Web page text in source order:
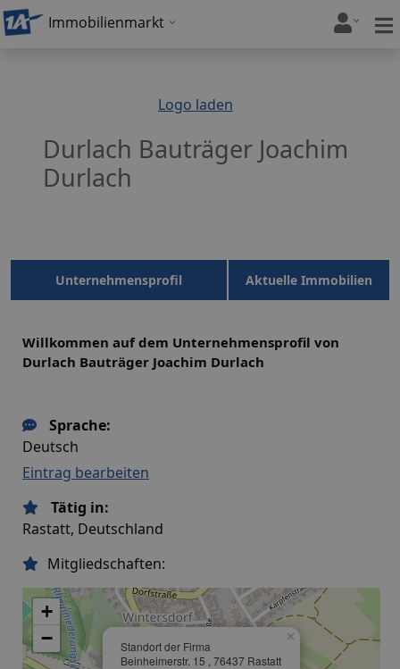
Immobilienmarkt
Logo laden
Durlach Bauträger Joachim
Durlach
Unternehmensprofil Aktuelle Immobilien
Willkommen auf dem Unternehmensprofil von
Durlach Bauträger Joachim Durlach
Sprache:
Deutsch
Eintrag bearbeiten
Tätig in:
Rastatt, Deutschland
Mitgliedschaften:
Standort der Firma
Beinheimerstr. 15 , 76437 Rastatt
×
+
−